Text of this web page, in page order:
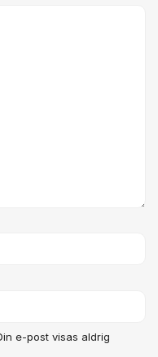
e-post visas aldrig